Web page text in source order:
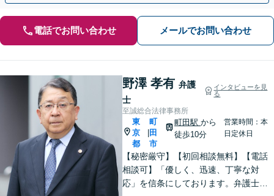
電話でお問い合わせ メールでお問い合わせ
野澤 孝有 弁護
士
インタビューを見
る
至誠総合法律事務所
東
京
都
町
田
市
町田駅 から
徒歩10分
営業時間：本
日定休日
【秘密厳守】【初回相談無料】【電話
相談可】「優しく、迅速、丁寧な対
応」を信条にしております。弁護士に